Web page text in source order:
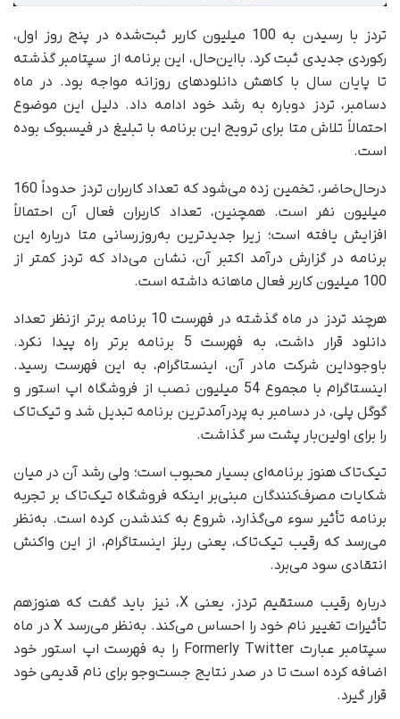
تردز با رسیدن به 100 میلیون کاربر ثبت‌شده در پنج روز اول،
رکوردی جدیدی ثبت کرد. با‌این‌حال، این برنامه از سپتامبر گذشته
تا پایان سال با کاهش دانلودهای روزانه مواجه بود. در ماه
دسامبر، تردز دوباره به رشد خود ادامه داد. دلیل این موضوع
احتمالاً تلاش متا برای ترویج این برنامه با تبلیغ در فیسبوک بوده
است.
درحال‌حاضر، تخمین زده می‌شود که تعداد کاربران تردز حدوداً 160
میلیون نفر است. همچنین، تعداد کاربران فعال آن احتمالاً
افزایش یافته است؛ زیرا جدیدترین به‌روزرسانی متا درباره این
برنامه در گزارش درآمد اکتبر آن، نشان می‌داد که تردز کمتر از
100 میلیون کاربر فعال ماهانه داشته است.
هرچند تردز در ماه گذشته در فهرست 10 برنامه برتر از‌نظر تعداد
دانلود قرار داشت، به فهرست 5 برنامه برتر راه پیدا نکرد.
باوجوداین شرکت مادر آن، اینستاگرام، به این فهرست رسید.
اینستاگرام با مجموع 54 میلیون نصب از فروشگاه اپ استور و
گوگل پلی، در دسامبر به پردرآمدترین برنامه تبدیل شد و تیک‌تاک
را برای اولین‌بار پشت سر گذاشت.
تیک‌تاک هنوز برنامه‌ای بسیار محبوب است؛ ولی رشد آن در میان
شکایات مصرف‌کنندگان مبنی‌بر اینکه فروشگاه تیک‌تاک بر تجربه
برنامه تأثیر سوء می‌گذارد‌، شروع به کندشدن کرده است. به‌نظر
می‌رسد که رقیب تیک‌تاک، یعنی ریلز اینستاگرام، از این واکنش
انتقادی سود می‌برد.
درباره رقیب مستقیم تردز، یعنی X، نیز باید گفت که هنوز‌هم
تأثیرات تغییر نام خود را احساس می‌کند. به‌نظر می‌رسد X در ماه
سپتامبر عبارت Formerly Twitter را به فهرست اپ استور خود
اضافه کرده است تا در صدر نتایج جست‌وجو برای نام قدیمی خود
قرار گیرد.